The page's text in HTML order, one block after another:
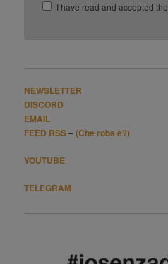
I have read and accepted the
NEWSLETTER
DISCORD
EMAIL
FEED RSS–(Che roba è?)
YOUTUBE
TELEGRAM